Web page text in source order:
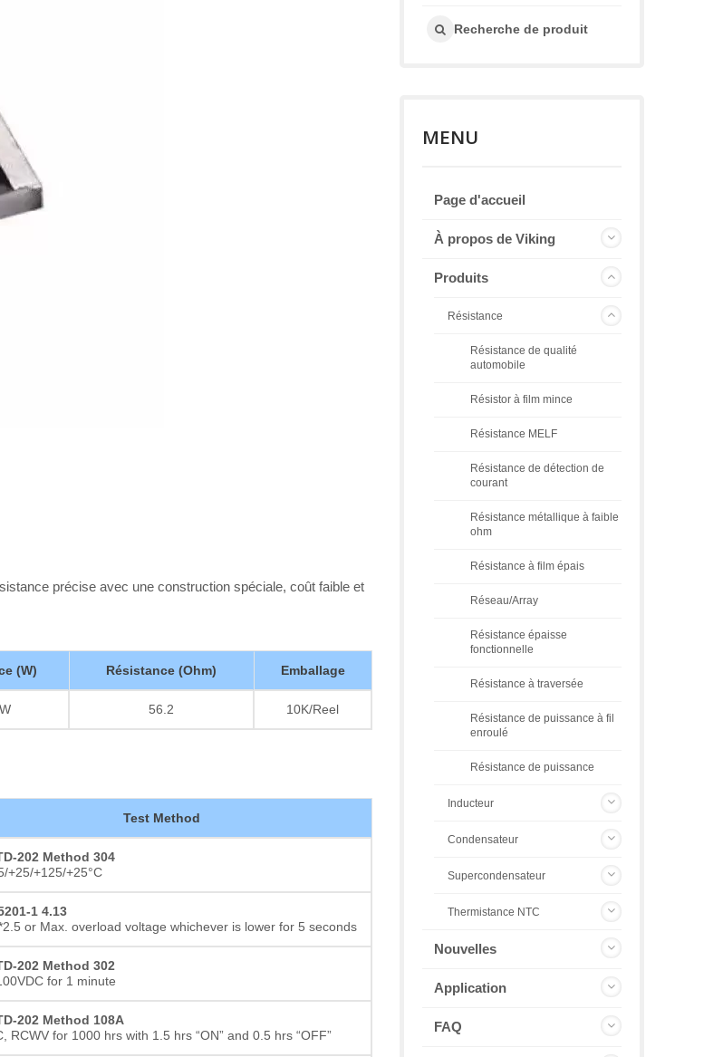
précise avec une construction spéciale, coût faible et
(W) Résistance (Ohm) Emballage
56.2 10K/Reel
Test Method
202 Method 304
+25/+125/+25°C
1 4.13
or Max. overload voltage whichever is lower for 5 seconds
202 Method 302
for 1 minute
202 Method 108A
RCWV for 1000 hrs with 1.5 hrs “ON” and 0.5 hrs “OFF”
Recherche de produit
MENU
Page d'accueil
À propos de Viking
Produits
Résistance
Résistance de qualité
automobile
Résistor à film mince
Résistance MELF
Résistance de détection de
courant
Résistance métallique à faible
ohm
Résistance à film épais
Réseau/Array
Résistance épaisse
fonctionnelle
Résistance à traversée
Résistance de puissance à fil
enroulé
Résistance de puissance
Inducteur
Condensateur
Supercondensateur
Thermistance NTC
Nouvelles
Application
FAQ